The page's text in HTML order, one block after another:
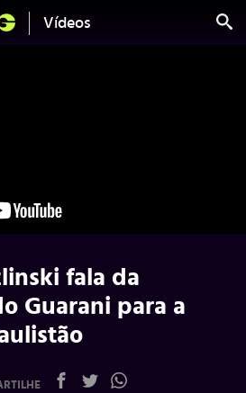
Vídeos
fala da
Guarani para a